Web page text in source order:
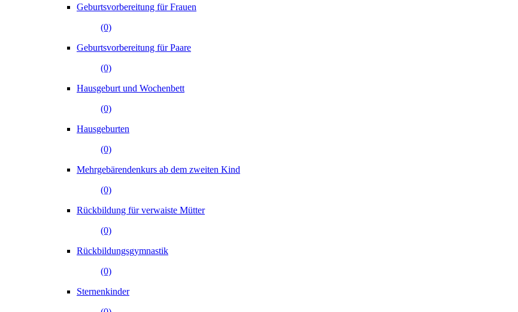
Geburtsvorbereitung für Frauen
(0)
Geburtsvorbereitung für Paare
(0)
Hausgeburt und Wochenbett
(0)
Hausgeburten
(0)
Mehrgebärendenkurs ab dem zweiten Kind
(0)
Rückbildung für verwaiste Mütter
(0)
Rückbildungsgymnastik
(0)
Sternenkinder